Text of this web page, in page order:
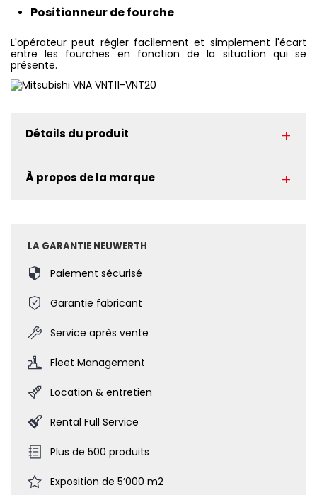
Positionneur de fourche
L'opérateur peut régler facilement et simplement l'écart
entre les fourches en fonction de la situation qui se
présente.
Détails du produit
À propos de la marque
LA GARANTIE NEUWERTH
Paiement sécurisé
Garantie fabricant
Service après vente
Fleet Management
Location & entretien
Rental Full Service
Plus de 500 produits
Exposition de 5’000 m2